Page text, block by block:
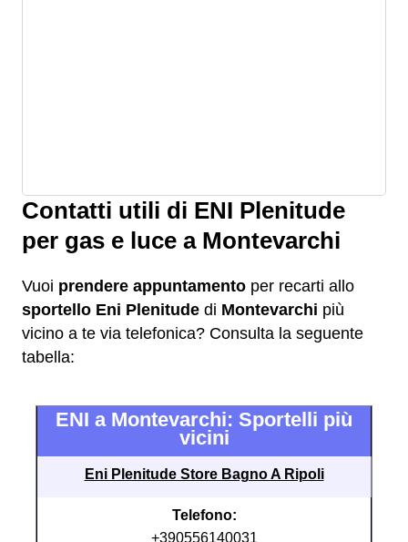
Contatti utili di ENI Plenitude
per gas e luce a Montevarchi
Vuoi prendere appuntamento per recarti allo
sportello Eni Plenitude di Montevarchi più
vicino a te via telefonica? Consulta la seguente
tabella:
ENI a Montevarchi: Sportelli più
vicini
Eni Plenitude Store Bagno A Ripoli
Telefono:
+390556140031